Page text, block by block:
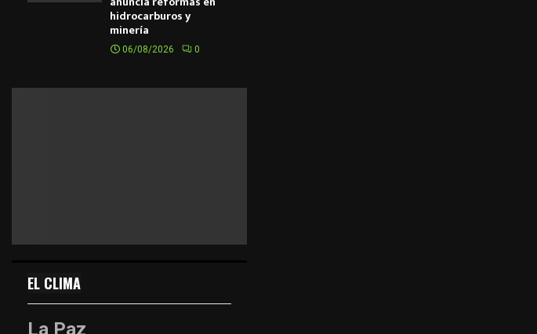
hidrocarburos y
minería
06/08/2026 0
EL CLIMA
La Paz